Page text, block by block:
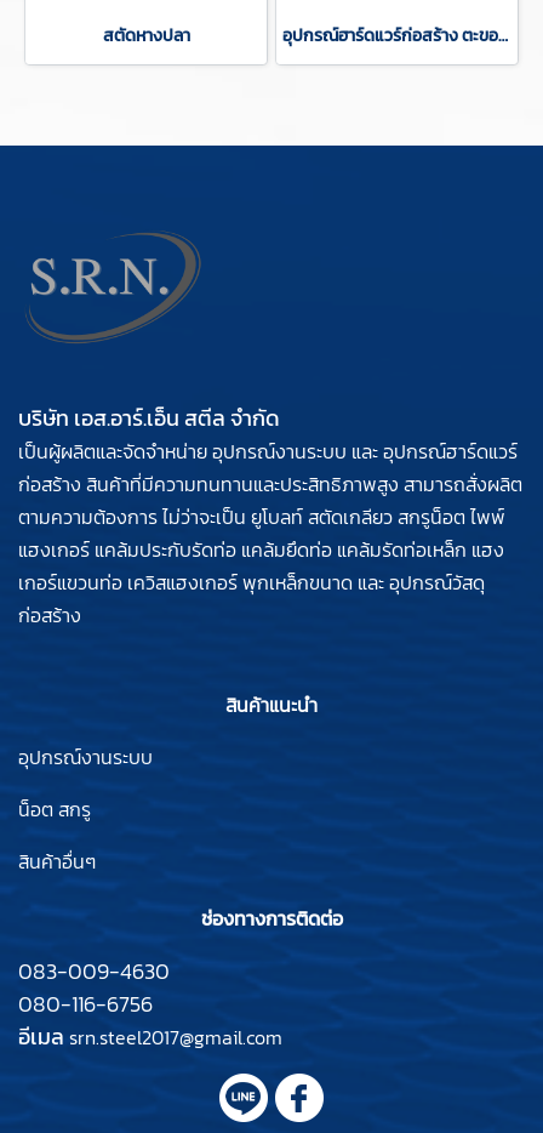
สตัดหางปลา อุปกรณ์ฮาร์ดแวร์ก่อสร้าง ตะขอตัวยูติดเพดาน
บริษัท เอส.อาร์.เอ็น สตีล จำกัด
เป็นผู้ผลิตและจัดจำหน่าย อุปกรณ์งานระบบ และ อุปกรณ์ฮาร์ดแวร์
ก่อสร้าง สินค้าที่มีความทนทานและประสิทธิภาพสูง สามารถสั่งผลิต
ตามความต้องการ ไม่ว่าจะเป็น ยูโบลท์ สตัดเกลียว สกรูน็อต ไพพ์
แฮงเกอร์ แคล้มประกับรัดท่อ แคล้มยึดท่อ แคล้มรัดท่อเหล็ก แฮง
เกอร์แขวนท่อ เควิสแฮงเกอร์ พุกเหล็กขนาด และ อุปกรณ์วัสดุ
ก่อสร้าง
สินค้าแนะนำ
อุปกรณ์งานระบบ
น็อต สกรู
สินค้าอื่นๆ
ช่องทางการติดต่อ
083-009-4630
080-116-6756
อีเมล srn.steel2017@gmail.com